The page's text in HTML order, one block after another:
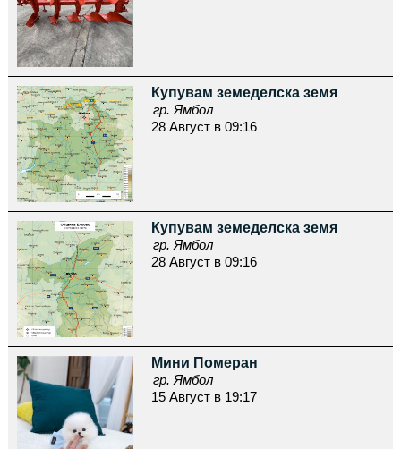
Купувам земеделска земя
гр. Ямбол
28 Август в 09:16
Купувам земеделска земя
гр. Ямбол
28 Август в 09:16
Мини Померан
гр. Ямбол
15 Август в 19:17